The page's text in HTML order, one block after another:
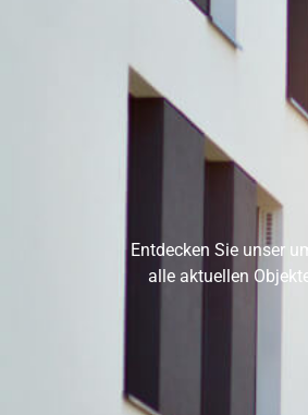
Entdecken Sie unser
alle aktuellen